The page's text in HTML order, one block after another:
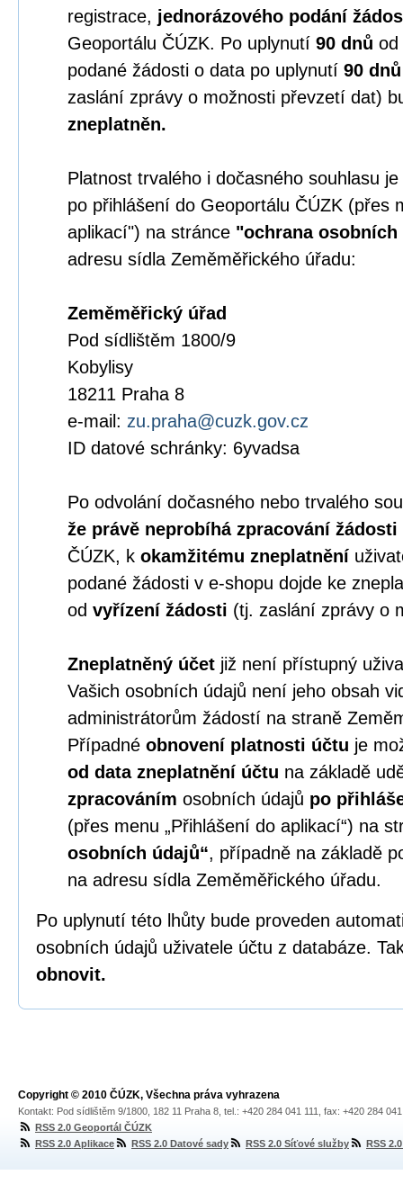
registrace, jednorázového podání
Geoportálu ČÚZK. Po uplynutí 90 dnů od
podané žádosti o data po uplynutí 90 dnů
zaslání zprávy o možnosti převzetí dat)
zneplatněn.
Platnost trvalého i dočasného souhlasu
po přihlášení do Geoportálu ČÚZK (přes
aplikací") na stránce "ochrana osobních
adresu sídla Zeměměřického úřadu:
Zeměměřický úřad
Pod sídlištěm 1800/9
Kobylisy
18211 Praha 8
e-mail: zu.praha@cuzk.gov.cz
ID datové schránky: 6yvadsa
Po odvolání dočasného nebo trvalého
že právě neprobíhá zpracování žádosti
ČÚZK, k okamžitému zneplatnění
podané žádosti v e-shopu dojde ke
od vyřízení žádosti (tj. zaslání zprávy o
Zneplatněný účet již není přístupný
Vašich osobních údajů není jeho obsah
administrátorům žádostí na straně
Případné obnovení platnosti účtu je
od data zneplatnění účtu na základě
zpracováním osobních údajů po
(přes menu „Přihlášení do aplikací“) na
osobních údajů“, případně na základě
na adresu sídla Zeměměřického úřadu.
Po uplynutí této lhůty bude proveden
osobních údajů uživatele účtu z databáze.
obnovit.
Copyright © 2010 ČÚZK, Všechna práva vyhrazena
Kontakt: Pod sídlištěm 9/1800, 182 11 Praha 8, tel.: +420 284 041 111, fax: +420 284
RSS 2.0 Geoportál ČÚZK
RSS 2.0 Aplikace
RSS 2.0 Datové sady RSS 2.0 Síťové služby RSS